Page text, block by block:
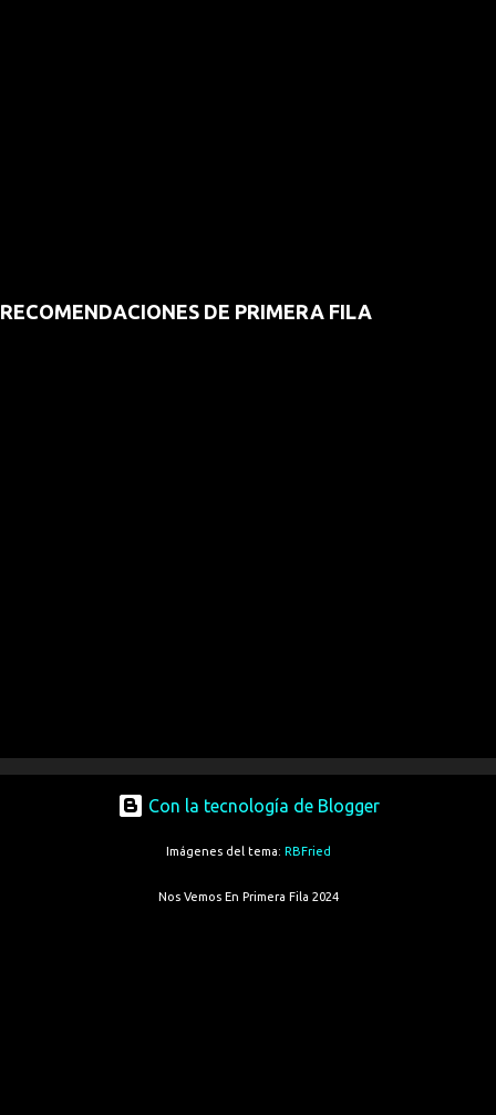
RECOMENDACIONES DE PRIMERA FILA
Con la tecnología de Blogger
Imágenes del tema: RBFried
Nos Vemos En Primera Fila 2024